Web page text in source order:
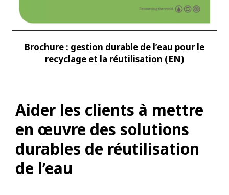
Brochure : gestion durable de l’eau pour le
recyclage et la réutilisation (EN)
Aider les clients à mettre
en œuvre des solutions
durables de réutilisation
de l’eau